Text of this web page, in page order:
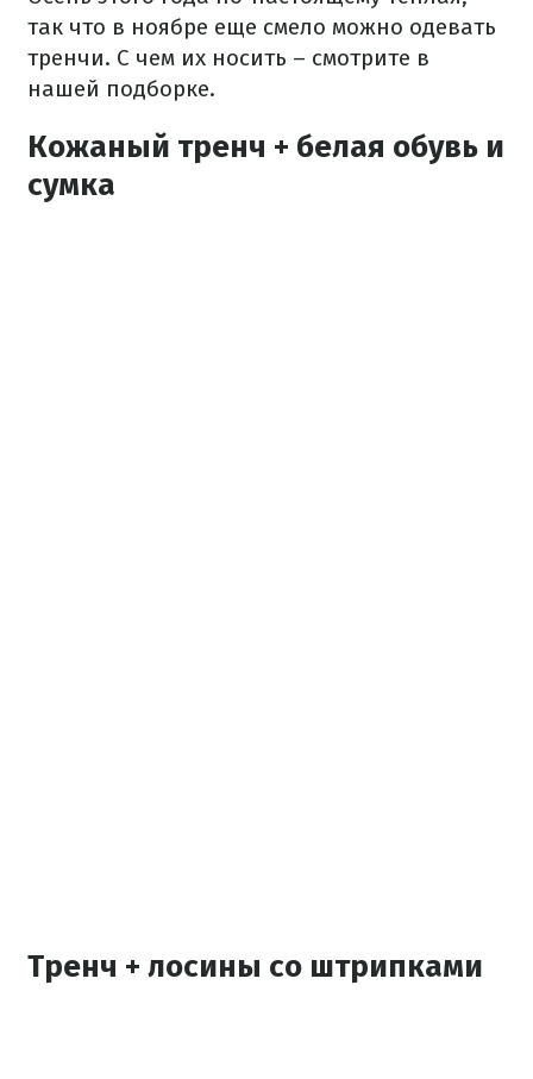
так что в ноябре еще смело можно одевать
тренчи. С чем их носить – смотрите в
нашей подборке.
Кожаный тренч + белая обувь и
сумка
Тренч + лосины со штрипками